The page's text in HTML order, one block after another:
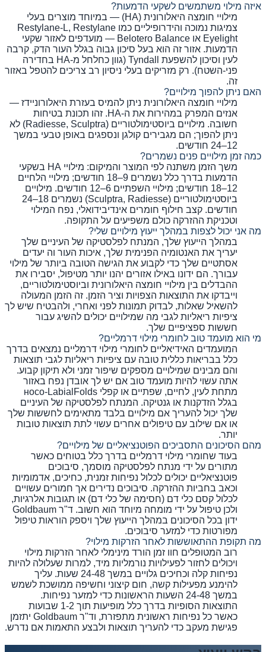
איזה מילוי משתמשים לשקעי הדמעות?
מילויי חומצה היאלורונית (HA) — במיוחד מוצרים בעלי
צמיגות נמוכה והידרופיליים כמו Restylane-L, Restylane
Eyelight או Belotero Balance — מועדפים לאזור שקעי
הדמעות. אזור זה הוא בעל סיכון גבוה בגלל העור הדק, קרבה
לעין וסיכון להשפעת Tyndall (גוון כחלחל מ-HA בחדירה
פני-השטח). רק מזריקים בעלי ניסיון רב צריכים להטפל באזור
זה.
האם ניתן להפוך מילויים?
מילויי חומצה היאלורונית ניתן להמיס בעזרת היאלורוניידז —
אנזים המפרק במהירות את ה-HA. זהו תכונת בטיחות
חשובה. מילויים ביוסטימולטוריים (Radiesse, Sculptra) לא
ניתן להפוך; הם מגבירים קולגן ונספגים באופן טבעי במשך
12–24 חודשים.
כמה זמן מילויים פנים נשמרים?
משך הזמן משתנה לפי המוצר והמיקום: מילויי HA בשקעי
הדמעות בדרך כלל נשמרים 9–18 חודשים; מילויי הלחיים
12–18 חודשים; מילויי השפתיים 6–12 חודשים. מילויים
ביוסטימולטוריים (Sculptra, Radiesse) נשמרים 18–24
חודשים. קצב חילוף חומרים אינדיבידואלי, נפח המילוי
וטכניקת ההזרקה כולם משפיעים על התקופה.
מה אני יכול לצפות במהלך ייעוץ מילויים שלי?
במהלך הייעוץ שלך, המנתח לפלסטיקה של העיניים שלך
יעריך את האנטומיה הפנימית שלך, איכות העור וה יעדים
אסתטיים שלך כדי לקבוע את הגישה הטובה ביותר של מילוי
עבורך. הם ידונו באילו אזורים יהנו יותר מטיפול, יסבירו את
ההבדלים בין מילויי חומצה היאלורונית וביוסטימולטוריים,
וייבדקו את התוצאות הצפויות וציר הזמן. זה הזמן המעולה
להשאיל שאלות, לבדוק תמונות לפני ואחרי, ולהבטיח שיש לך
ציפיות ריאליות לגבי מה שמילויים יכולים להשיג עבור
חששות ספציפיים שלך.
מי הוא מועמד טוב לחומרי מילוי דרמליים?
המועמדים האידיאליים לחומרי מילוי דרמליים נמצאים בדרך
כלל בבריאות כללית טובה עם ציפיות ריאליות לגבי תוצאות
והם מבינים שמילויים מספקים שיפור זמני ולא תיקון קבוע.
אתה עשוי להיות מועמד טוב אם יש לך אובדן נפח באזור
מתחת לעין, לחיים, שפתיים או קפלי носо-LabialFolds
בגלל הזדקנות או גנטיקה. המנתח לפלסטיקה של העיניים
שלך יכול להעריך אם מילויים בלבד מתאימים לחששות שלך
או אם שילוב עם טיפולים אחרים עשוי לתת תוצאות טובות
יותר.
מהם הסיכונים התסביכים הפוטנציאליים של מילויים?
בעוד שחומרי מילוי דרמליים בדרך כלל בטוחים כאשר
מתורים על ידי מנתח לפלסטיקה מוסמך, סיבוכים
פוטנציאליים יכולים לכלול נפיחות זמנית, כחיכים, אדמומיות
וכאב בחביות ההזרקה. סיבוכים נדירים אך חמורים עשויים
לכלול קסם כלי דם (חסימה של כלי דם) או תגובות אלרגיות,
ולכן טיפול על ידי מומחה מיוחד הוא חשוב. ד"ר Goldbaum
ידון בכל הסיכונים במהלך הייעוץ שלך ויספק הוראות טיפול
מפורטות כדי למזער סיבוכים.
מה תקופת ההתאוששות לאחר הזרקות מילוי?
רוב המטופלים חוו זמן הורד מינימלי לאחר הזרקות מילוי
ויכולים לחזור לפעילויות נורמליות מיד, למרות שעלולה להיות
נפיחות קלה וכחיכים גלויים במשך 24-48 שעות. עליך
להימנע מפעילות קשה, חום קיצוני וחשיפה ממושכת לשמש
במשך 24-48 השעות הראשונות כדי למזער נפיחות.
התוצאות הסופיות בדרך כלל מופיעות תוך 1-2 שבועות
כאשר כל נפיחות ראשונית מתפזרת, וד"ר Goldbaum יתזמן
פגישת מעקב כדי להעריך תוצאות ולבצע התאמות אם נדרש.